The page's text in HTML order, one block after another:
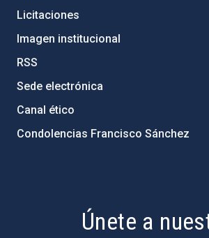
Licitaciones
Imagen institucional
RSS
Sede electrónica
Canal ético
Condolencias Francisco Sánchez
Únete a